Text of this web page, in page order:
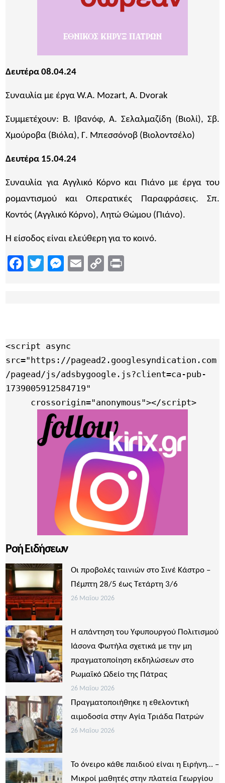
Δευτέρα 08.04.24
Συναυλία με έργα W.A. Mozart, A. Dvorak
Συμμετέχουν: Β. Ιβανόφ, Α. Σελαλμαζίδη (Βιολί), Σβ.
Χμούροβα (Βιόλα), Γ. Μπεσσόνοβ (Βιολοντσέλο)
Δευτέρα 15.04.24
Συναυλία για Αγγλικό Κόρνο και Πιάνο με έργα του
ρομαντισμού και Οπερατικές Παραφράσεις. Σπ.
Κοντός (Αγγλικό Κόρνο), Λητώ Θώμου (Πιάνο).
Η είσοδος είναι ελεύθερη για το κοινό.
Facebook
TwitterMessenger
EmailCopy
<script async
src="https://pagead2.googlesyndication.com
/pagead/js/adsbygoogle.js?client=ca-pub-
1739005912584719"
     crossorigin="anonymous"></script>
Ροή Ειδήσεων
Οι προβολές ταινιών στο Σινέ Κάστρο –
Πέμπτη 28/5 έως Τετάρτη 3/6
26 Μαΐου 2026
Η απάντηση του Υφυπουργού Πολιτισμού
Ιάσονα Φωτήλα σχετικά με την μη
πραγματοποίηση εκδηλώσεων στο
Ρωμαϊκό Ωδείο της Πάτρας
26 Μαΐου 2026
Πραγματοποιήθηκε η εθελοντική
αιμοδοσία στην Αγία Τριάδα Πατρών
26 Μαΐου 2026
Το όνειρο κάθε παιδιού είναι η Ειρήνη… –
Μικροί μαθητές στην πλατεία Γεωργίου